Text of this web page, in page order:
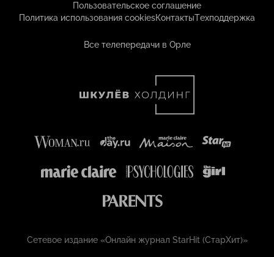
Пользовательское соглашение
Политика использования cookiesКонтактыТехподдержка
Все телепередачи в Орле
Сетевое издание «Онлайн журнал StarHit (СтарХит)»